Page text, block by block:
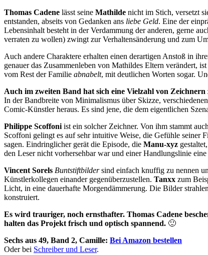
Thomas Cadene lässt seine Mathilde nicht im Stich, versetzt
entstanden, abseits von Gedanken ans liebe Geld. Eine der
Lebensinhalt besteht in der Verdammung der anderen, gerne
verraten zu wollen) zwingt zur Verhaltensänderung und zum
Auch andere Charaktere erhalten einen derartigen Anstoß in
genauer das Zusammenleben von Mathildes Eltern verändert,
vom Rest der Familie abnabelt, mit deutlichen Worten sogar.
Auch im zweiten Band hat sich eine Vielzahl von
In der Bandbreite von Minimalismus über Skizze,
Comic-Künstler heraus. Es sind jene, die dem eigentlichen
Philippe Scoffoni ist ein solcher Zeichner. Von ihm stammt
Scoffoni gelingt es auf sehr intuitive Weise, die Gefühle seiner
sagen. Eindringlicher gerät die Episode, die Manu-xyz
den Leser nicht vorhersehbar war und einer Handlungslinie
Vincent Sorels Buntstiftbildersind einfach knuffig zu nennen
Künstlerkollegen einander gegenüberzustellen. Tanxx zum
Licht, in eine dauerhafte Morgendämmerung. Die Bilder
konstruiert.
Es wird trauriger, noch ernsthafter. Thomas Cadene
halten das Projekt frisch und optisch spannend. 🙂
Sechs aus 49, Band 2, Camille: Bei Amazon bestellen
Oder bei Schreiber und Leser.